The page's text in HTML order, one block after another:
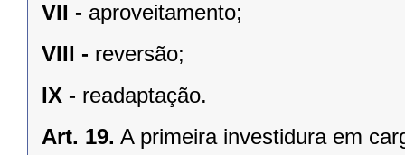
VII - aproveitamento;
VIII - reversão;
IX - readaptação.
Art. 19. A primeira investidura em